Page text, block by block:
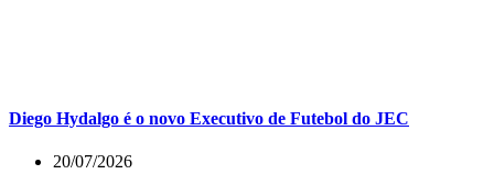
Diego Hydalgo é o novo Executivo de Futebol do JEC
20/07/2026